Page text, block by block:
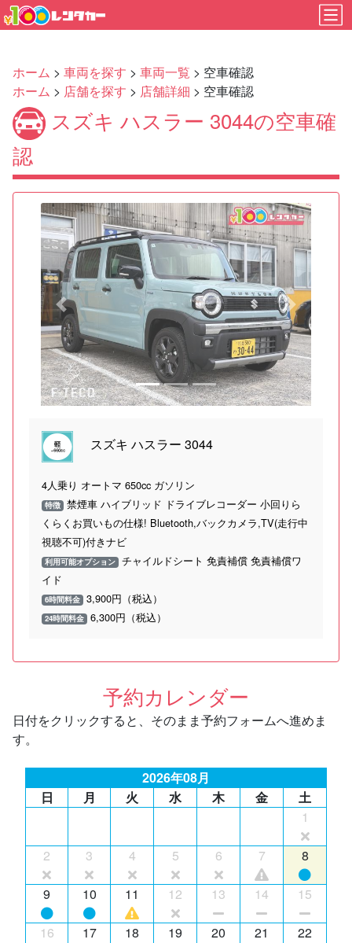
ホーム > 車両を探す > 車両一覧 > 空車確認
ホーム > 店舗を探す > 店舗詳細 > 空車確認
スズキ ハスラー 3044の空車確
認
Previous Next
スズキ ハスラー 3044
4人乗り オートマ 650cc ガソリン
特徴 禁煙車 ハイブリッド ドライブレコーダー 小回りら
くらくお買いもの仕様! Bluetooth,バックカメラ,TV(走行中
視聴不可)付きナビ
利用可能オプション チャイルドシート 免責補償 免責補償ワ
イド
6時間料金 3,900円（税込）
24時間料金 6,300円（税込）
予約カレンダー
日付をクリックすると、そのまま予約フォームへ進めま
す。
2026年08月
日
月 火 水 木 金
土
1
2 3 4 5 6 7 8
9 10 11 12 13 14 15
16 17 18 19 20 21 22